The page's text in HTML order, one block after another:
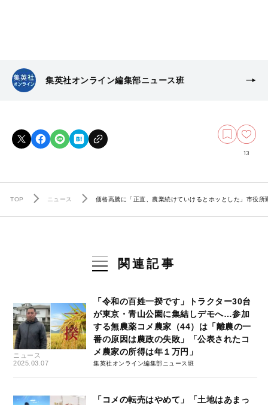
集英社オンライン編集部ニュース班
13
TOP ニュース 価格高騰に「正直、農業続けていけるとホッとした」市役
関連記事
ニュース
2025.03.07
「令和の百姓一揆です」トラクター30台
が東京・青山公園に集結しデモへ…参加
する無農薬コメ農家（44）は「離農の一
番の原因は農政の失敗」「公表されたコ
メ農家の所得は年１万円」
集英社オンライン編集部ニュース班
「コメの転売はやめて」「土地はあまっ